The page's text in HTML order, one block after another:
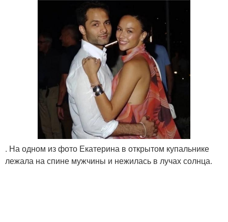
. На одном из фото Екатерина в открытом купальнике
лежала на спине мужчины и нежилась в лучах солнца.